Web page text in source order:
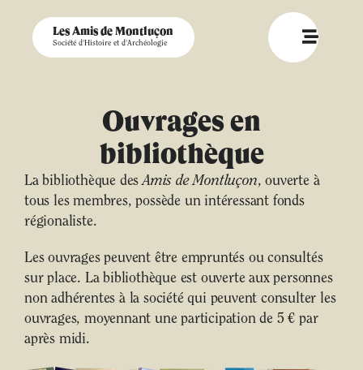
Les Amis de Montluçon
Société d'Histoire et d'Archéologie
Ouvrages en
bibliothèque
La bibliothèque desAmis de Montluçon, ouverte à
tous les membres, possède un intéressant fonds
régionaliste.
Les ouvrages peuvent être empruntés ou consultés
sur place. La bibliothèque est ouverte aux personnes
non adhérentes à la société qui peuvent consulter les
ouvrages, moyennant une participation de 5 € par
après midi.